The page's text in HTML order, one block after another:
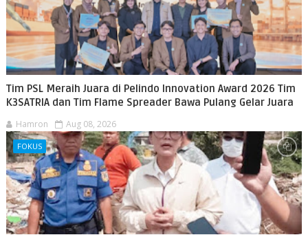
Tim PSL Meraih Juara di Pelindo Innovation Award 2026 Tim
K3SATRIA dan Tim Flame Spreader Bawa Pulang Gelar Juara
Hamron Aug 08, 2026
FOKUS